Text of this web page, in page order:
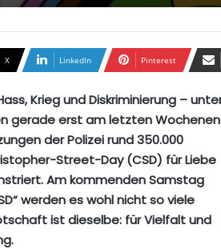
X LinkedIn Pinterest
Krieg und Diskriminierung –
gerade erst am letzten
der Polizei rund 350.000
Street-Day (CSD) für Liebe
Am kommenden Samstag
werden es wohl nicht so viele
ist dieselbe: für Vielfalt und